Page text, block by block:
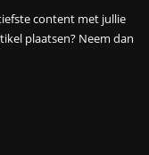
content met jullie
plaatsen? Neem dan